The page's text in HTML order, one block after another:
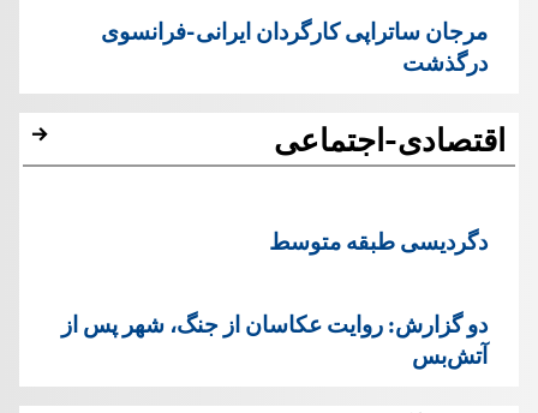
مرجان ساتراپی کارگردان ایرانی-فرانسوی
درگذشت
اقتصادی-اجتماعی
دگردیسی طبقه متوسط
دو گزارش: روایت عکاسان از جنگ، شهر پس از
آتش‌بس